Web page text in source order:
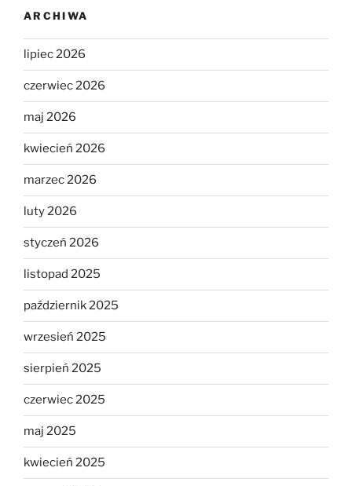
ARCHIWA
lipiec 2026
czerwiec 2026
maj 2026
kwiecień 2026
marzec 2026
luty 2026
styczeń 2026
listopad 2025
październik 2025
wrzesień 2025
sierpień 2025
czerwiec 2025
maj 2025
kwiecień 2025